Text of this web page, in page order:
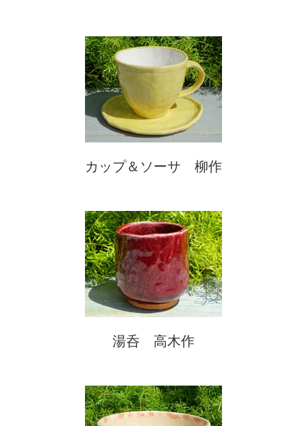
カップ＆ソーサ 柳作
湯呑 高木作